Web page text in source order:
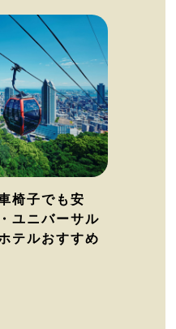
椅子でも安
ユニバーサル
テルおすすめ